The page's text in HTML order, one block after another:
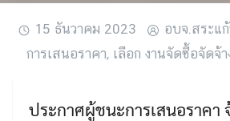
15 ธันวาคม 2023 อบจ.สระแ
การเสนอราคา, เลือก งานจัดซื้อจัดจ้
ประกาศผู้ชนะการเสนอราคา